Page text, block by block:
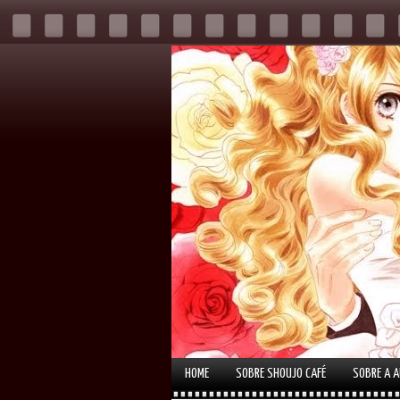
HOME SOBRE SHOUJO CAFÉ SOBRE A